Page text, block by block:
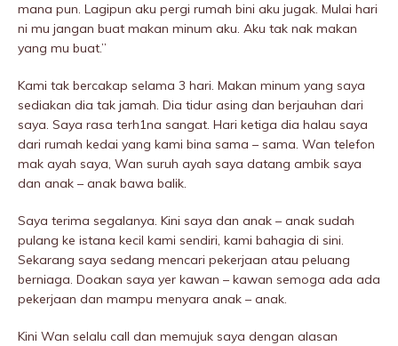
mana pun. Lagipun aku pergi rumah bini aku jugak. Mulai hari
ni mu jangan buat makan minum aku. Aku tak nak makan
yang mu buat.”
Kami tak bercakap selama 3 hari. Makan minum yang saya
sediakan dia tak jamah. Dia tidur asing dan berjauhan dari
saya. Saya rasa terh1na sangat. Hari ketiga dia halau saya
dari rumah kedai yang kami bina sama – sama. Wan telefon
mak ayah saya, Wan suruh ayah saya datang ambik saya
dan anak – anak bawa balik.
Saya terima segalanya. Kini saya dan anak – anak sudah
pulang ke istana kecil kami sendiri, kami bahagia di sini.
Sekarang saya sedang mencari pekerjaan atau peluang
berniaga. Doakan saya yer kawan – kawan semoga ada ada
pekerjaan dan mampu menyara anak – anak.
Kini Wan selalu call dan memujuk saya dengan alasan